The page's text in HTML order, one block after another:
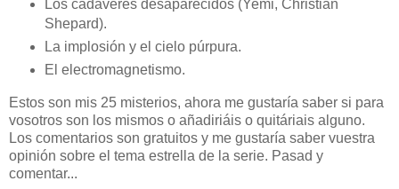
Los cadáveres desaparecidos (Yemi, Christian
Shepard).
La implosión y el cielo púrpura.
El electromagnetismo.
Estos son mis 25 misterios, ahora me gustaría saber si para
vosotros son los mismos o añadiriáis o quitáriais alguno.
Los comentarios son gratuitos y me gustaría saber vuestra
opinión sobre el tema estrella de la serie. Pasad y
comentar...